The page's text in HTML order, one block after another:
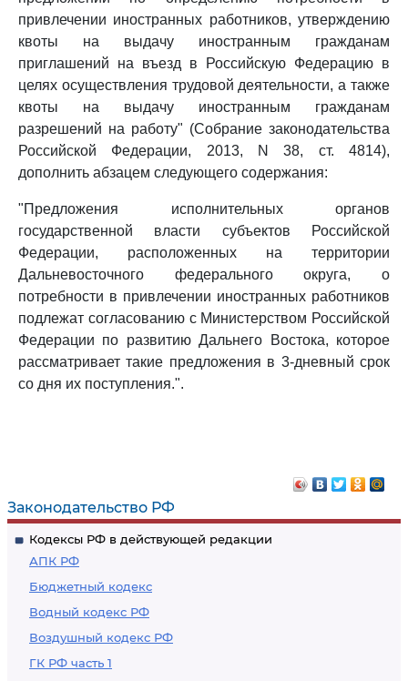
Законодательство РФ
Кодексы РФ в действующей редакции
АПК РФ
Бюджетный кодекс
Водный кодекс РФ
Воздушный кодекс РФ
ГК РФ часть 1
привлечении иностранных работников, утверждению
квоты на выдачу иностранным гражданам
приглашений на въезд в Российскую Федерацию в
целях осуществления трудовой деятельности, а также
квоты на выдачу иностранным гражданам
разрешений на работу" (Собрание законодательства
Российской Федерации, 2013, N 38, ст. 4814),
дополнить абзацем следующего содержания:
"Предложения исполнительных органов
государственной власти субъектов Российской
Федерации, расположенных на территории
Дальневосточного федерального округа, о
потребности в привлечении иностранных работников
подлежат согласованию с Министерством Российской
Федерации по развитию Дальнего Востока, которое
рассматривает такие предложения в 3-дневный срок
со дня их поступления.".